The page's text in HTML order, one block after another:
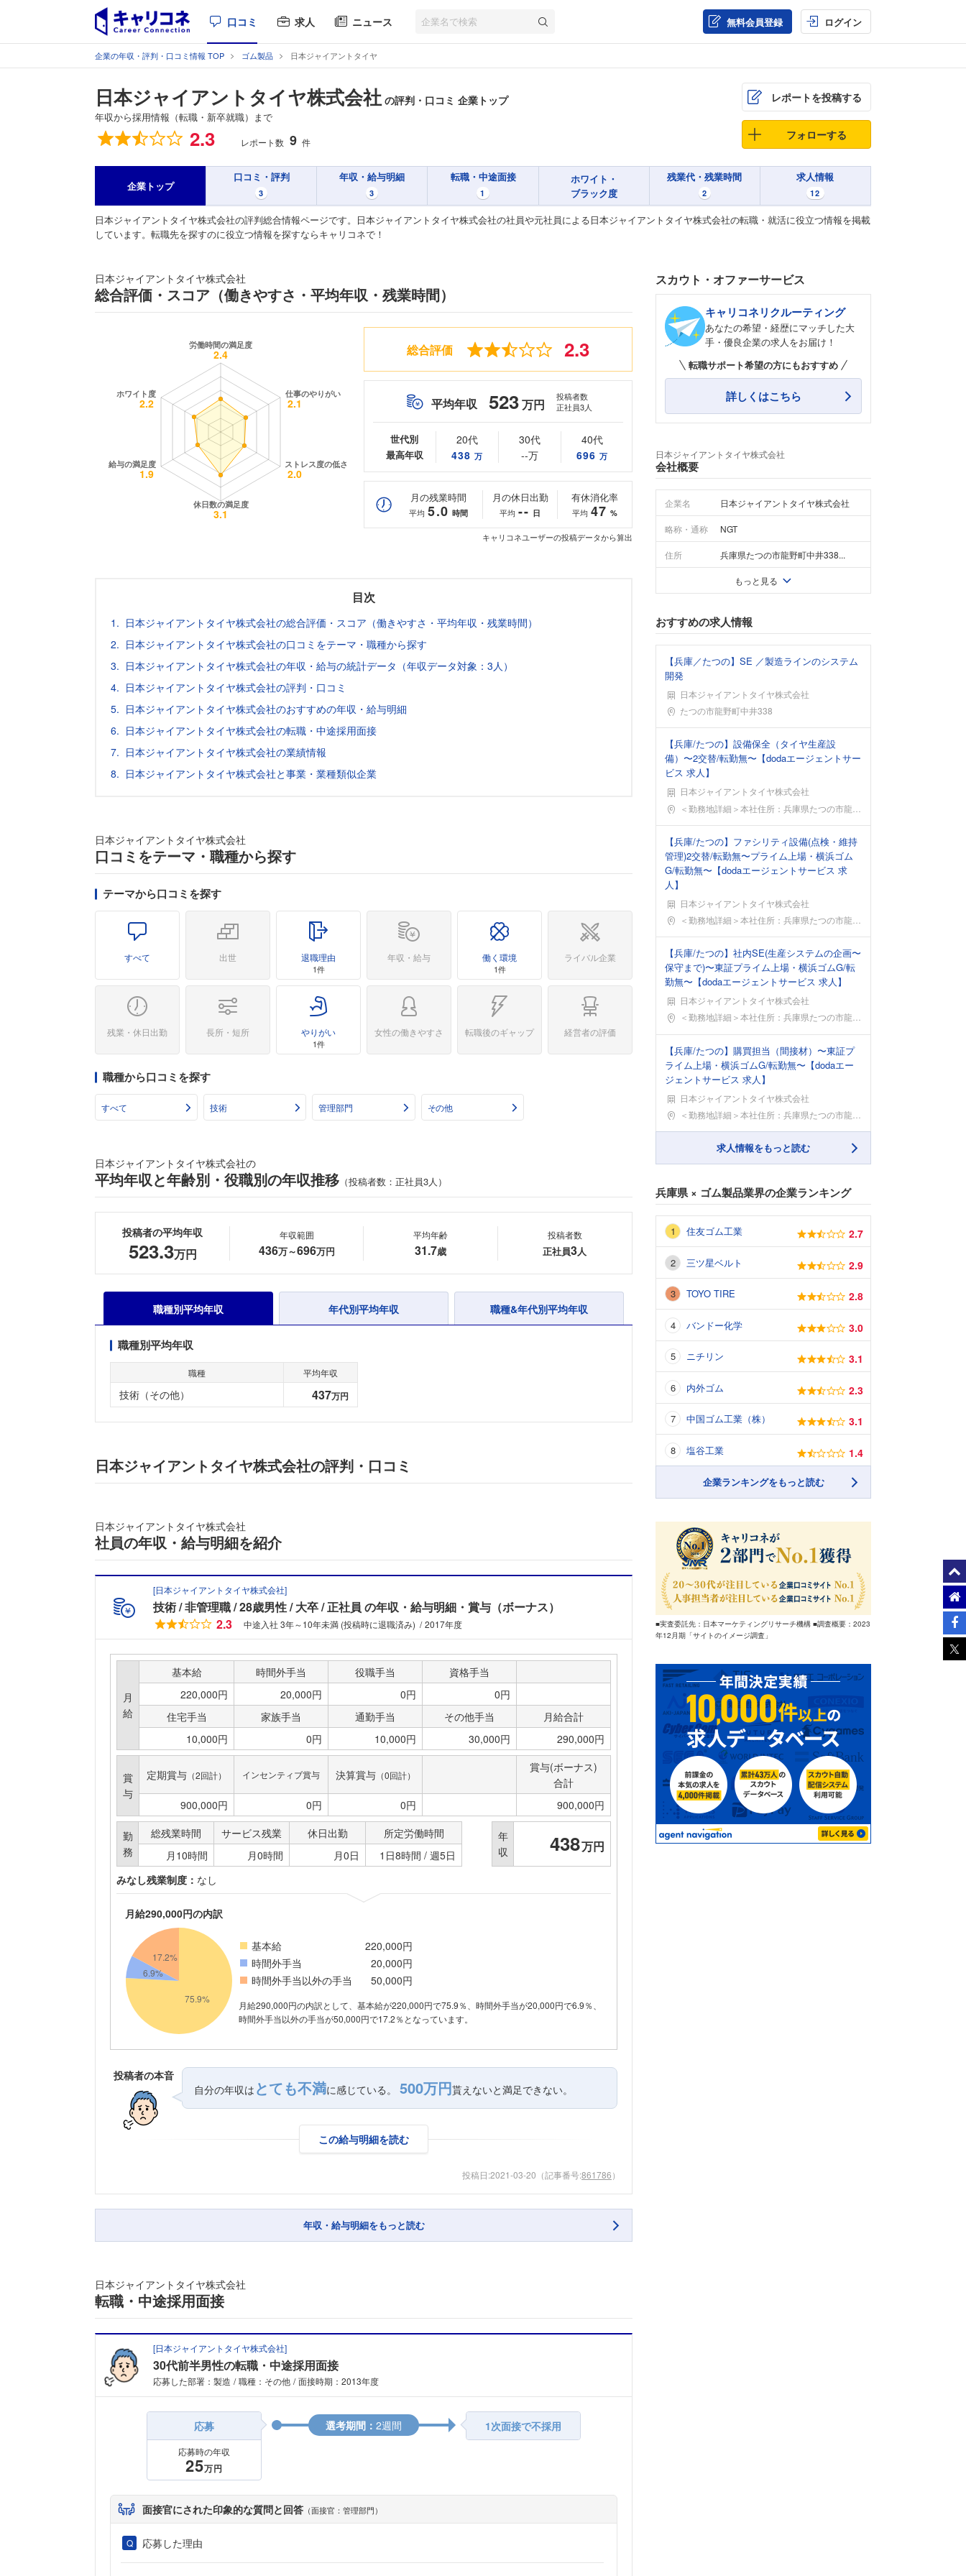
口コミ 求人 ニュース 無料会員登録 ログイン
企業の年収・評判・口コミ情報 TOP ゴム製品 日本ジャイアントタイヤ
日本ジャイアントタイヤ株式会社 の評判・口コミ 企業トップ
年収から採用情報（転職・新卒就職）まで
総合評価 2.3 レポート数 9 件
レポートを投稿する
フォローする
企業トップ
口コミ・評判
3
年収・給与明細
3
転職・中途面接
1
ホワイト・
ブラック度
残業代・残業時間
2
求人情報
12
日本ジャイアントタイヤ株式会社の評判総合情報ページです。日本ジャイアントタイヤ株式会社の社員や元社員による日本ジャイアントタイヤ株式会社の転職・就活に役立つ情報を掲載
しています。転職先を探すのに役立つ情報を探すならキャリコネで！
こちらの企業もフォローしませんか？
日本ジャイアントタイヤ株式会社
総合評価・スコア（働きやすさ・平均年収・残業時間）
総合評価 2.3
平均年収 523万円
投稿者数
正社員3人
世代別
最高年収
20代
438 万
30代
--万
40代
696 万
月の残業時間
平均 5.0 時間
月の休日出勤
平均 -- 日
有休消化率
平均 47 %
キャリコネユーザーの投稿データから算出
目次
日本ジャイアントタイヤ株式会社の総合評価・スコア（働きやすさ・平均年収・残業時間）
日本ジャイアントタイヤ株式会社の口コミをテーマ・職種から探す
日本ジャイアントタイヤ株式会社の年収・給与の統計データ（年収データ対象：3人）
日本ジャイアントタイヤ株式会社の評判・口コミ
日本ジャイアントタイヤ株式会社のおすすめの年収・給与明細
日本ジャイアントタイヤ株式会社の転職・中途採用面接
日本ジャイアントタイヤ株式会社の業績情報
日本ジャイアントタイヤ株式会社と事業・業種類似企業
日本ジャイアントタイヤ株式会社
口コミをテーマ・職種から探す
テーマから口コミを探す
すべて 出世 退職理由
1件
年収・給与 働く環境
1件
ライバル企業
残業・休日出勤 長所・短所 やりがい
1件
女性の働きやすさ 転職後のギャップ 経営者の評価
職種から口コミを探す
すべて 技術 管理部門 その他
日本ジャイアントタイヤ株式会社の
平均年収と年齢別・役職別の年収推移 （投稿者数：正社員3人）
投稿者の平均年収
523.3万円
年収範囲
436万～696万円
平均年齢
31.7歳
投稿者数
正社員3人
職種別平均年収 年代別平均年収 職種&年代別平均年収
職種別平均年収
職種 平均年収
技術（その他） 437万円
日本ジャイアントタイヤ株式会社の評判・口コミ
日本ジャイアントタイヤ株式会社
社員の年収・給与明細を紹介
[日本ジャイアントタイヤ株式会社]
技術 非管理職 28歳男性 大卒 正社員 の年収・給与明細・賞与（ボーナス）
2.3
中途入社 3年～10年未満 (投稿時に退職済み) 2017年度
月
給
基本給 時間外手当 役職手当
資格手当
220,000円
20,000円 0円
0円
住宅手当
家族手当 通勤手当 その他手当
月給合計
10,000円
0円 10,000円 30,000円 290,000円
賞
与
定期賞与 （2回計） インセンティブ賞与 決算賞与（0回計）
賞与(ボーナス)
合計
900,000円
0円 0円 900,000円
勤
務
総残業時間 サービス残業 休日出勤
所定労働時間
月10時間
月0時間 月0日 1日8時間 / 週5日
年
収
438万円
みなし残業制度： なし
月給290,000円の内訳
基本給
220,000円
時間外手当
20,000円
時間外手当以外の手当
50,000円
月給290,000円の内訳として、基本給が220,000円で75.9％、時間外手当が20,000円で6.9％、
時間外手当以外の手当が50,000円で17.2％となっています。
投稿者の本音
自分の年収は とても不満に感じている。 500万円貰えないと満足できない。
この給与明細を読む
投稿日:2021-03-20 （記事番号:861786）
年収・給与明細をもっと読む
日本ジャイアントタイヤ株式会社
転職・中途採用面接
[日本ジャイアントタイヤ株式会社]
30代前半男性の転職・中途採用面接
応募した部署：製造 職種：その他 面接時期：2013年度
選考期間： 2週間
応募
応募時の年収
25万円
1次面接で不採用
面接官にされた印象的な質問と回答 （面接官：管理部門）
応募した理由
スカウト・オファーサービス
キャリコネリクルーティング
あなたの希望・経歴にマッチした大
手・優良企業の求人をお届け！
転職サポート希望の方にもおすすめ
詳しくはこちら
日本ジャイアントタイヤ株式会社
会社概要
企業名 日本ジャイアントタイヤ株式会社
略称・通称 NGT
住所 兵庫県たつの市龍野町中井338...
もっと見る
おすすめの求人情報
【兵庫／たつの】SE ／製造ラインのシステム
開発
日本ジャイアントタイヤ株式会社
勤務地たつの市龍野町中井338
【兵庫/たつの】設備保全（タイヤ生産設
備）〜2交替/転勤無〜【dodaエージェントサー
ビス 求人】
日本ジャイアントタイヤ株式会社
勤務地＜勤務地詳細＞本社住所：兵庫県たつの市龍野町中井3
【兵庫/たつの】ファシリティ設備(点検・維持
管理)2交替/転勤無〜プライム上場・横浜ゴム
G/転勤無〜【dodaエージェントサービス 求
人】
日本ジャイアントタイヤ株式会社
勤務地＜勤務地詳細＞本社住所：兵庫県たつの市龍野町中井3
【兵庫/たつの】社内SE(生産システムの企画〜
保守まで)〜東証プライム上場・横浜ゴムG/転
勤無〜【dodaエージェントサービス 求人】
日本ジャイアントタイヤ株式会社
勤務地＜勤務地詳細＞本社住所：兵庫県たつの市龍野町中井3
【兵庫/たつの】購買担当（間接材）〜東証プ
ライム上場・横浜ゴムG/転勤無〜【dodaエー
ジェントサービス 求人】
日本ジャイアントタイヤ株式会社
勤務地＜勤務地詳細＞本社住所：兵庫県たつの市龍野町中井3
求人情報をもっと読む
兵庫県× ゴム製品業界の企業ランキング
住友ゴム工業 2.7
三ツ星ベルト 2.9
TOYO TIRE 2.8
バンドー化学 3.0
ニチリン 3.1
内外ゴム 2.3
中国ゴム工業（株） 3.1
塩谷工業 1.4
企業ランキングをもっと読む
■実査委託先：日本マーケティングリサーチ機構 ■調査概要：2023
年12月期「サイトのイメージ調査」